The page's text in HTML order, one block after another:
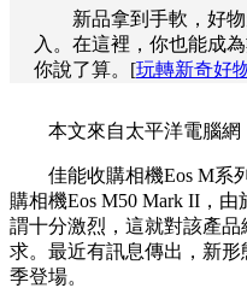
新品拿到手軟，好物
入。在這裡，你也能成
你說了算。[玩轉新奇好
本文來自太平洋電腦網
佳能收購相機Eos M系
購相機Eos M50 Mark II，
謂十分激烈，這就對該產
求。最近有訊息傳出，新
季登場。